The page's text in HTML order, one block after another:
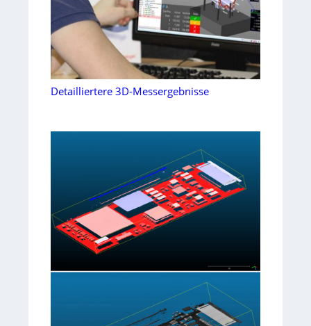
Detailliertere 3D-Messergebnisse